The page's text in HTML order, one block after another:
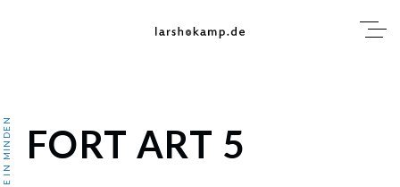
FORT ART 5
FORT ART 5